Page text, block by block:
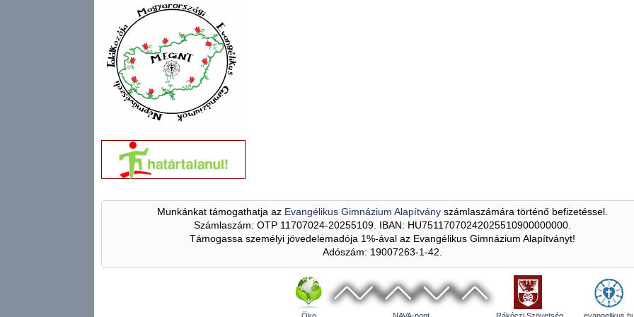
Munkánkat támogathatja az Evangélikus Gimnázium Alapítványszámlaszámára történő befizetéssel.
Számlaszám: OTP 11707024-20255109. IBAN: HU75117070242025510900000000.
Támogassa személyi jövedelemadója 1%-ával az Evangélikus Gimnázium Alapítványt!
Adószám: 19007263-1-42.